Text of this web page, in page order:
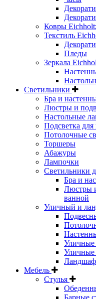
Ковры
Текстиль
Пледы
Зеркала
Светильники
Бра и
Люстры и
Настольные
Подсветка для
Потолочные
Торшеры
Абажуры
Лампочки
Светильники
Бра и
Люстры
ванной
Уличный и
Уличные
Уличные
Мебель
Стулья
Барные